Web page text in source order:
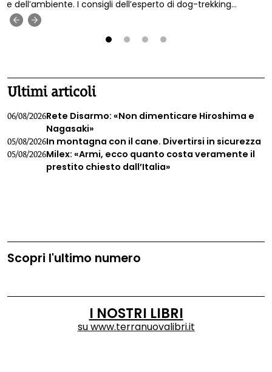
e dell’ambiente. I consigli dell’esperto di dog-trekking
Francesco Scagliotti.
Ultimi articoli
06/08/2026Rete Disarmo: «Non dimenticare Hiroshima e
Nagasaki»
05/08/2026In montagna con il cane. Divertirsi in sicurezza
05/08/2026Milex: «Armi, ecco quanto costa veramente il
prestito chiesto dall’Italia»
Scopri l'ultimo numero
I NOSTRI LIBRI
suwww.terranuovalibri.it